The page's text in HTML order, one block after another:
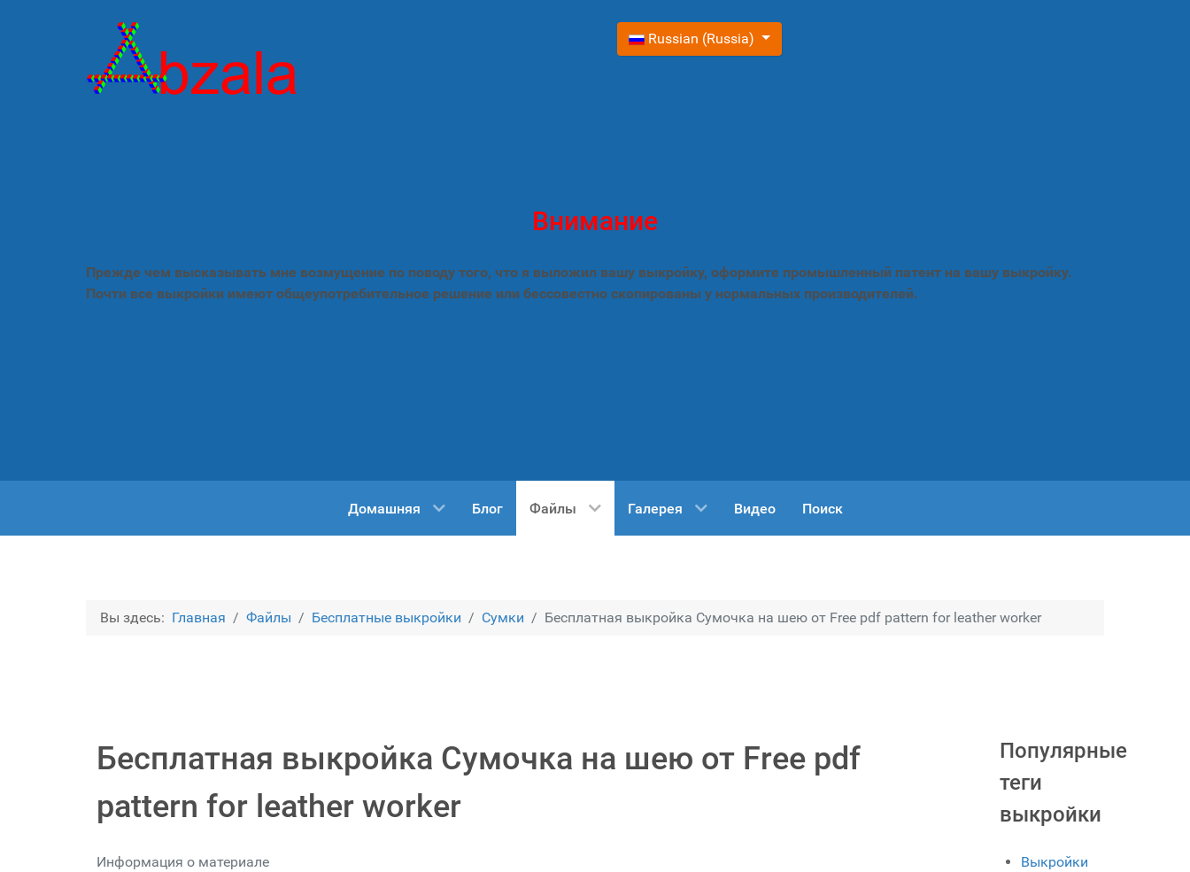
Выберите язык
Russian (Russia)
Внимание
Прежде чем высказывать мне возмущение по поводу того, что я выложил вашу выкройку, оформите промышленный патент на вашу выкройку.
Почти все выкройки имеют общеупотребительное решение или бессовестно скопированы у нормальных производителей.
Домашняя Блог Файлы Галерея Видео Поиск
Вы здесь: Главная Файлы Бесплатные выкройки Сумки Бесплатная выкройка Сумочка на шею от Free pdf pattern for leather worker
Бесплатная выкройка Сумочка на шею от Free pdf
pattern for leather worker
Информация о материале
Популярные
теги
выкройки
Выкройки